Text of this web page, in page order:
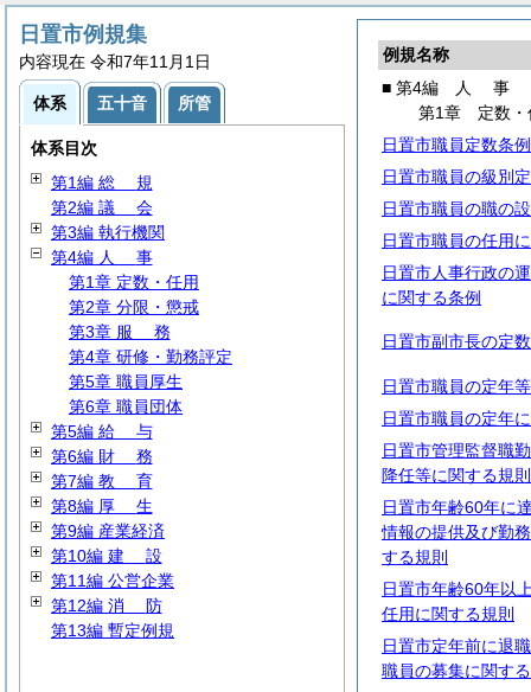
例規名称
■ 第4編
人 事
第1章 定数・
日置市職員定数条例
日置市職員の級別
日置市職員の職の
日置市職員の任用
日置市人事行政の
に関する条例
日置市副市長の定
日置市職員の定年
日置市職員の定年
日置市管理監督職
降任等に関する規則
日置市年齢60年に
情報の提供及び勤
する規則
日置市年齢60年以
任用に関する規則
日置市定年前に退
職員の募集に関す
日置市例規集
内容現在 令和7年11月1日
体系 五十音 所管
体系目次
第1編 総 規
第2編 議 会
第3編 執行機関
第4編 人 事
第1章 定数・任用
第2章 分限・懲戒
第3章 服 務
第4章 研修・勤務評定
第5章 職員厚生
第6章 職員団体
第5編 給 与
第6編 財 務
第7編 教 育
第8編 厚 生
第9編 産業経済
第10編 建 設
第11編 公営企業
第12編 消 防
第13編 暫定例規